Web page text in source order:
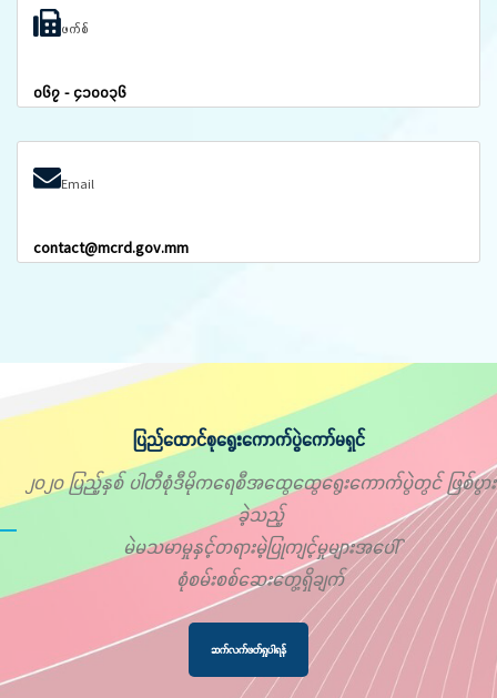
ဖက်စ်
၀၆၇ - ၄၁၀၀၃၆
Email
contact@mcrd.gov.mm
ပြည်ထောင်စုရွေးကောက်ပွဲကော်မရှင်
၂၀၂၀ ပြည့်နှစ် ပါတီစုံဒီမိုကရေစီအထွေထွေရွေးကောက်ပွဲတွင် ဖြစ်ပွား
ခဲ့သည့်
မဲမသမာမှုနှင့်တရားမဲ့ပြုကျင့်မှုများအပေါ်
စုံစမ်းစစ်ဆေးတွေ့ရှိချက်
ဆက်လက်ဖတ်ရှုပါရန်